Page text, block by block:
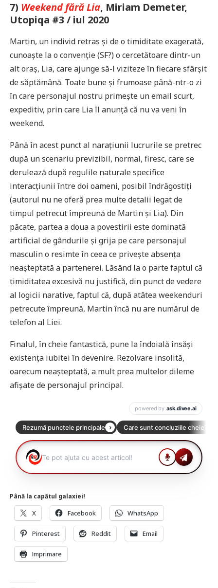
7) Weekend fără Lia, Miriam Demeter,
Utopiqa #3 / iul 2020
Martin, un individ retras și de o timiditate exagerată,
cunoaște la o convenție (SF?) o cercetătoare dintr-un
alt oraș, Lia, care ajunge să-l viziteze în fiecare sfârșit
de săptămână. Toate bune și frumoase până-ntr-o zi
în care personajul nostru primește un email scurt,
expeditiv, prin care Lia îl anunță că nu va veni în
weekend.
Până în acest punct al narațiunii lucrurile se pretrec
după un scenariu previzibil, normal, firesc, care se
derulează după regulile naturale specifice
interacțiunii între doi oameni, posibil îndrăgostiți
(autorul nu ne oferă prea multe detalii legat de
timpul petrecut împreună de Martin și Lia). Din
păcate, partea a doua a povestirii este dominată
artificial de gândurile și grija pe care personajul
masculin o resimte în ceea ce privește absența
neașteptată a partenerei. Lăsând la o parte faptul că
timiditatea excesivă nu justifică, din punct de vedere
al logicii narative, faptul că, după atâtea weekenduri
petrecute împreună, Martin încă nu are numărul de
telefon al Liei.
Finalul, în cheie fantastică, pune la îndoială însăși
existența iubitei în devenire. Rezolvare insolită,
oarecum neașteptată, a mult prea multelor dileme
afișate de personajul principal.
Până la capătul galaxiei!
X Facebook WhatsApp
Pinterest Reddit Email
Imprimare